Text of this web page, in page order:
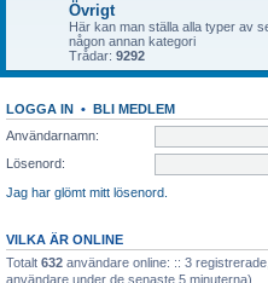
Övrigt
Här kan man ställa alla typer av
någon annan kategori
Trådar: 9292
LOGGA IN • BLI MEDLEM
Användarnamn:
Lösenord:
Jag har glömt mitt lösenord.
VILKA ÄR ONLINE
Totalt 632 användare online: :: 3
användare under de senaste 5 minuterna)